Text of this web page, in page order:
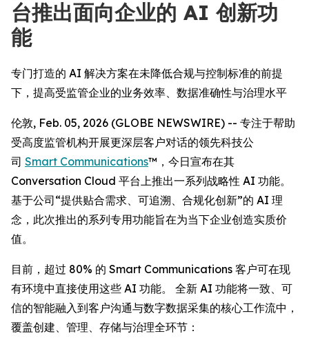
台推出面向企业的 AI 创新功
能
专门打造的 AI 解决方案在未降低合规与控制标准的前提
下，提高受监管企业的业务效率、数据准确性与治理水平
伦敦, Feb. 05, 2026 (GLOBE NEWSWIRE) -- 专注于帮助
受高度监管机构开展更深层客户对话的领先科技公
司 Smart Communications™，今日宣布在其
Conversation Cloud 平台上推出一系列战略性 AI 功能。
基于公司“提供贴合需求、可追溯、合规化创新”的 AI 理
念，此次推出的系列专用功能旨在为当下企业创造实质价
值。
目前，超过 80% 的 Smart Communications 客户可在现
有环境中直接使用这些 AI 功能。 全新 AI 功能将一致、可
信的智能融入到客户沟通与数字数据采集的核心工作流中，
覆盖创建、管理、存储与治理全环节：